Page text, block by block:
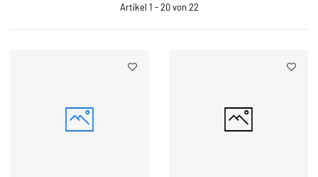
Artikel 1 - 20 von 22